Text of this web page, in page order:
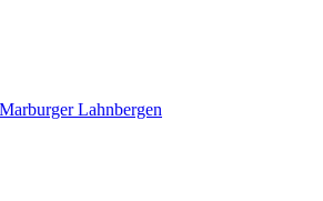
Lahnbergen